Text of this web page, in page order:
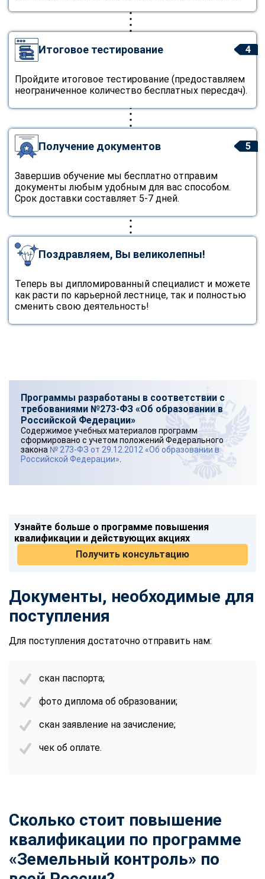
4
Итоговое тестирование
Пройдите итоговое тестирование (предоставляем
неограниченное количество бесплатных пересдач).
5
Получение документов
Завершив обучение мы бесплатно отправим
документы любым удобным для вас способом.
Срок доставки составляет 5-7 дней.
Поздравляем, Вы великолепны!
Теперь вы дипломированный специалист и можете
как расти по карьерной лестнице, так и полностью
сменить свою деятельность!
Программы разработаны в соответствии с
требованиями №273-ФЗ «Об образовании в
Российской Федерации»
Содержимое учебных материалов программ
сформировано с учетом положений Федерального
закона № 273-ФЗ от 29.12.2012 «Об образовании в
Российской Федерации»
Узнайте больше о программе повышения
квалификации и действующих акциях
Получить консультацию
Документы, необходимые для
поступления
Для поступления достаточно отправить нам:
скан паспорта;
фото диплома об образовании;
скан заявление на зачисление;
чек об оплате.
Сколько стоит повышение
квалификации по программе
«Земельный контроль» по